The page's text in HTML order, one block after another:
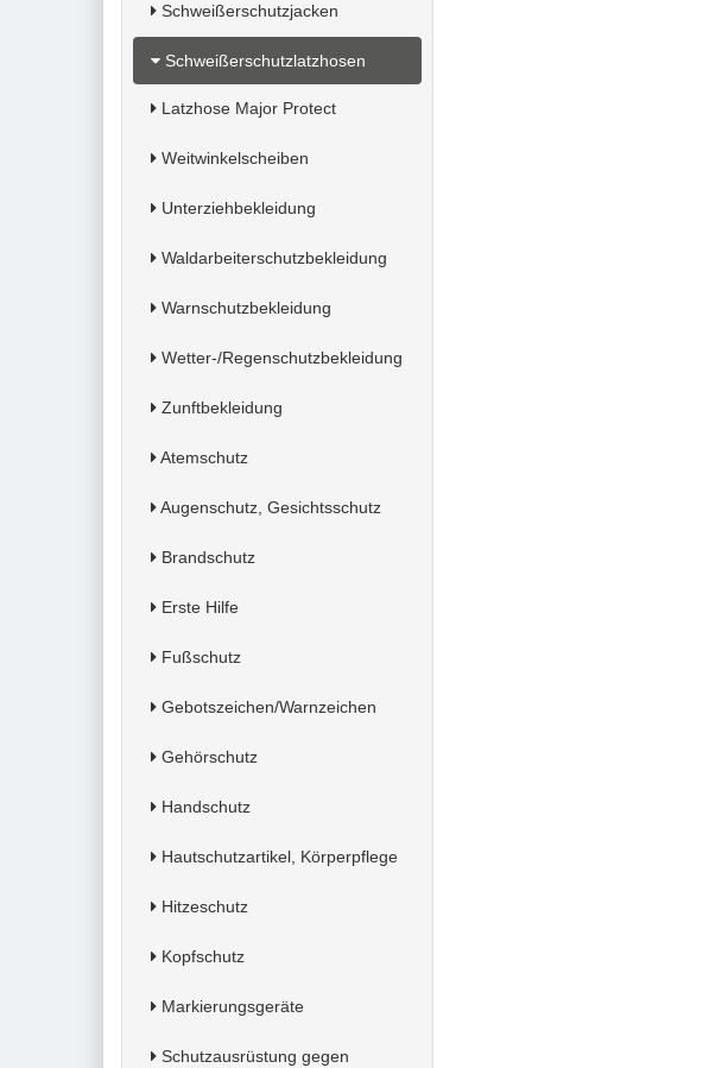
Schweißerschutzjacken
Schweißerschutzlatzhosen
Latzhose Major Protect
Weitwinkelscheiben
Unterziehbekleidung
Waldarbeiterschutzbekleidung
Warnschutzbekleidung
Wetter-/Regenschutzbekleidung
Zunftbekleidung
Atemschutz
Augenschutz, Gesichtsschutz
Brandschutz
Erste Hilfe
Fußschutz
Gebotszeichen/Warnzeichen
Gehörschutz
Handschutz
Hautschutzartikel, Körperpflege
Hitzeschutz
Kopfschutz
Markierungsgeräte
Schutzausrüstung gegen